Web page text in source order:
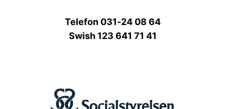
Telefon 031-24 08 64
Swish 123 641 71 41